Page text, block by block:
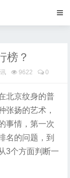
榜？
9622 0
北京纹身的普
张扬的艺术，
事情，第一次
名的问题，到
3个方面判断一